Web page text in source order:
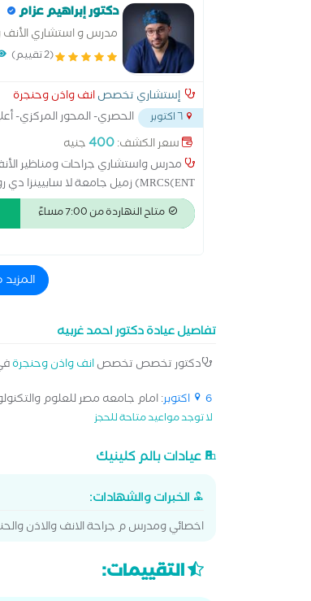
دكتور إبراهيم عزام
مدرس و استشاري الأنف
(2 تقييم)
إستشاري تخصصانف واذن وحنجرة
الحصري- المحور المركزي-
سعر الكشف:400جنيه
مدرس واستشاري جراحات ومناظير الأنف
MRCS(ENT) زميل جامعة لا سابيينزا دي روما - روما- إيطاليا عضو جمعية جراحي تجميل الأنف والوجه الإيطالية AICEFF
متاح النهاردة من 7:00 مساءً
المزيد
تفاصيل عيادة دكتور احمد غربيه
دكتور تخصص تخصصانف واذن وحنجرة
6 اكتوبر
: امام جامعه مصر للعلوم
لا توجد مواعيد متاحة للحجز
عيادات بالم كلينيك
الخبرات والشهادات:
اخصائي ومدرس م جراحة الانف والاذن
التقييمات: